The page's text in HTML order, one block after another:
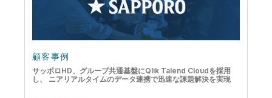
消費者製品
製造
輸送 / ロジスティクス
クラウドデータの移行
データウェアハウスの自動化
データストリーミング
データのモダナイゼーション
顧客事例
サッポロHD、グループ共通基盤にQlik Talend Cloudを採用
し、 ニアリアルタイムのデータ連携で迅速な課題解決を実現